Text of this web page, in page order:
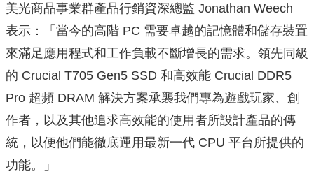
美光商品事業群產品行銷資深總監 Jonathan Weech
表示：「當今的高階 PC 需要卓越的記憶體和儲存裝置
來滿足應用程式和工作負載不斷增長的需求。領先同級
的 Crucial T705 Gen5 SSD 和高效能 Crucial DDR5
Pro 超頻 DRAM 解決方案承襲我們專為遊戲玩家、創
作者，以及其他追求高效能的使用者所設計產品的傳
統，以便他們能徹底運用最新一代 CPU 平台所提供的
功能。」